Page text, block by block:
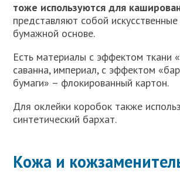
тоже используются для
представляют собой
бумажной основе.
Есть материалы c эффектом ткани
саванна, империал, с эффектом
бумаги» – флокированный картон.
Для оклейки коробок также
синтетический бархат.
Кожа и